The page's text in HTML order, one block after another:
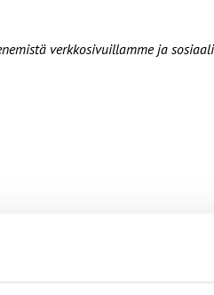
verkkosivuillamme ja